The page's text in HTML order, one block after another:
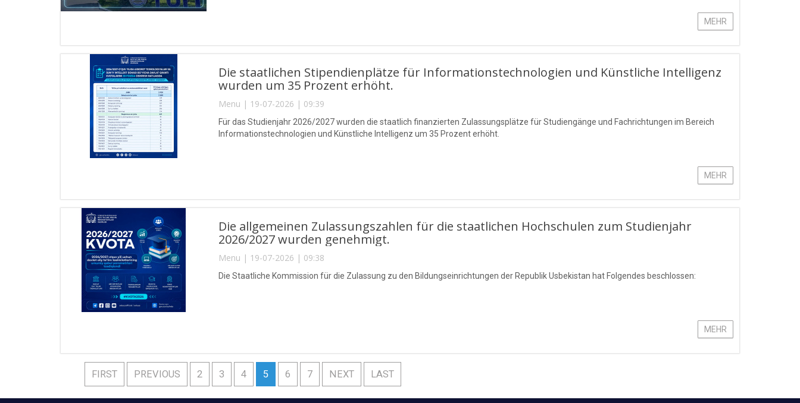
MEHR
Die staatlichen Stipendienplätze für Informationstechnologien und Künstliche Intelligenz
wurden um 35 Prozent erhöht.
Menu | 19-07-2026 | 09:39
Für das Studienjahr 2026/2027 wurden die staatlich finanzierten Zulassungsplätze für Studiengänge und Fachrichtungen im Bereich
Informationstechnologien und Künstliche Intelligenz um 35 Prozent erhöht.
MEHR
Die allgemeinen Zulassungszahlen für die staatlichen Hochschulen zum Studienjahr
2026/2027 wurden genehmigt.
Menu | 19-07-2026 | 09:38
Die Staatliche Kommission für die Zulassung zu den Bildungseinrichtungen der Republik Usbekistan hat Folgendes beschlossen:
MEHR
FIRST PREVIOUS 2 3 4 5 6 7 NEXT LAST